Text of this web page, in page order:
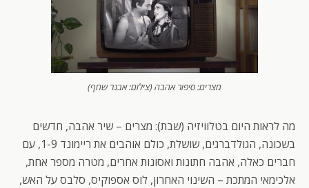
מצרים: סיפור אהבה (צילום: אבנר שחף)
מה לראות היום בטלוויזיה (שבת): מצרים – שיר אהבה, חדשים
בשכונה, הגולדברגים, שושלת, כולם אוהבים את ריימונד 1-9, עם
חברים כאלה, אהבה חתונות ואסונות אחרים, מטרה מספר אחת,
אלכימאי המתכת – השינוי האחרון, לוס אספוקיס, סלבס על האש,